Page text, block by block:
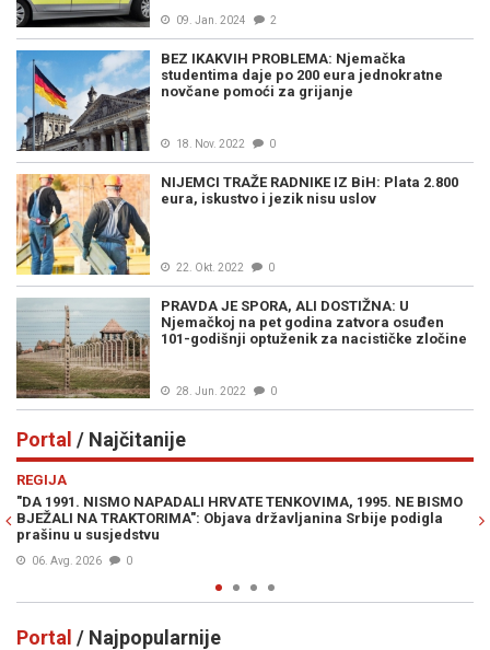
09. Jan. 2024 2
BEZ IKAKVIH PROBLEMA: Njemačka
studentima daje po 200 eura jednokratne
novčane pomoći za grijanje
18. Nov. 2022 0
NIJEMCI TRAŽE RADNIKE IZ BiH: Plata 2.800
eura, iskustvo i jezik nisu uslov
22. Okt. 2022 0
PRAVDA JE SPORA, ALI DOSTIŽNA: U
Njemačkoj na pet godina zatvora osuđen
101-godišnji optuženik za nacističke zločine
28. Jun. 2022 0
Portal / Najčitanije
1991. NISMO NAPADALI HRVATE TENKOVIMA, 1995. NE BISMO
NA TRAKTORIMA": Objava državljanina Srbije podigla
u susjedstvu
06. Avg. 2026 0
Luki
Portal / Najpopularnije